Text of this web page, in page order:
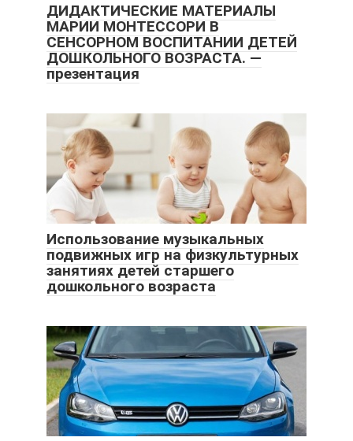
ДИДАКТИЧЕСКИЕ МАТЕРИАЛЫ
МАРИИ МОНТЕССОРИ В
СЕНСОРНОМ ВОСПИТАНИИ ДЕТЕЙ
ДОШКОЛЬНОГО ВОЗРАСТА. —
презентация
Использование музыкальных
подвижных игр на физкультурных
занятиях детей старшего
дошкольного возраста